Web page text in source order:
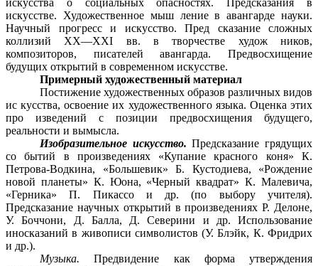
искусства о социальных опасностях. Предсказания в
искусстве. Художественное мыш ление в авангарде науки.
Научный прогресс и искусство. Пред сказание сложных
коллизий XX—XXI вв. в творчестве худож ников,
композиторов, писателей авангарда. Предвосхищение
будущих открытий в современном искусстве.
Примерный художественный материал
Постижение художественных образов различных видов
ис кусства, освоение их художественного языка. Оценка этих
про изведений с позиции предвосхищения будущего,
реальности и вымысла.
Изобразительное искусство.Предсказание грядущих
со бытий в произведениях «Купание красного коня» К.
Петрова-Водкина, «Большевик» Б. Кустодиева, «Рождение
новой планеты» К. Юона, «Черный квадрат» К. Малевича,
«Герника» П. Пикассо и др. (по выбору учителя).
Предсказание научных открытий в произведениях Р. Делоне,
У. Боччони, Д. Балла, Д. Северини и др. Использование
иносказаний в живописи символистов (У. Блэйк, К. Фридрих
и др.).
Музыка.Предвидение как форма утверждения